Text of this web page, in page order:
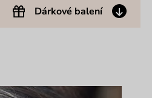
Dárkové balení